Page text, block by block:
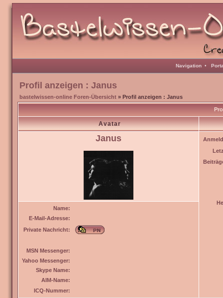
Navigation •
Profil anzeigen : Janus
bastelwissen-online Foren-Übersicht » Profil anzeigen : Janus
Avatar
Janus
Name:
E-Mail-Adresse:
Private Nachricht:
MSN Messenger:
Yahoo Messenger:
Skype Name:
AIM-Name:
ICQ-Nummer: